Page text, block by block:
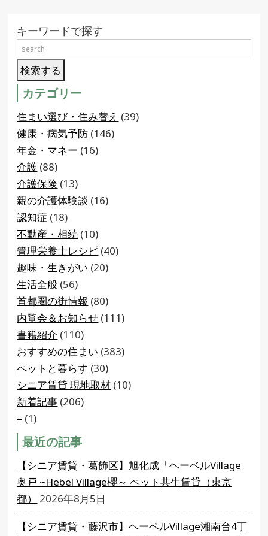
キーワードで探す
カテゴリー
住まい選び・住み替え (39)
健康・病気予防 (146)
年金・マネー (16)
介護 (88)
介護保険 (13)
親の介護体験談 (16)
認知症 (18)
不動産・相続 (10)
管理栄養士レシピ (40)
趣味・生きがい (20)
生活全般 (56)
首都圏の街情報 (80)
内覧会＆お知らせ (111)
書籍紹介 (110)
おすすめの住まい (383)
ペットと暮らす (30)
シニア賃貸 現地取材 (10)
新着記事 (206)
– (1)
最近の記事
【シニア賃貸・葛飾区】旭化成「ヘーベルVillage
奥戸 ~Hebel Village櫻～ ペット共生賃貸（東京
都）
2026年8月5日
【シニア賃貸・藤沢市】ヘーベルVillage湘南台4丁